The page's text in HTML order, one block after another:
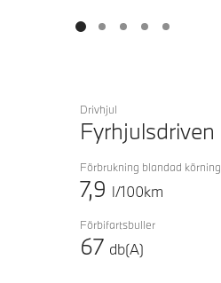
Drivhjul
Fyrhjulsdriven
Förbrukning blandad körning
7,9 l/100km
Förbifartsbuller
67 db(A)